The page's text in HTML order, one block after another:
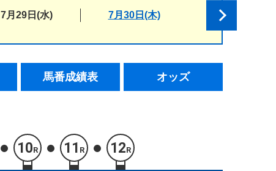
7月29日(水) 7月30日(木)
馬番成績表 オッズ
10R 11 R 12R